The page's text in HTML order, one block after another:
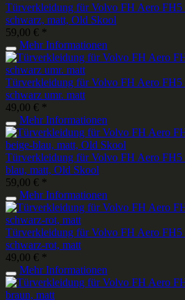
Türverkleidung für Volvo FH Aero FH5
schwarz, matt, Old Skool
59,00 € *
Mehr Informationen
Türverkleidung für Volvo FH Aero
schwarz umr. matt
49,00 € *
Mehr Informationen
Türverkleidung für Volvo FH Aero FH5
blau, matt, Old Skool
59,00 € *
Mehr Informationen
Türverkleidung für Volvo FH Aero FH5
schwarz-rot, matt
49,00 € *
Mehr Informationen